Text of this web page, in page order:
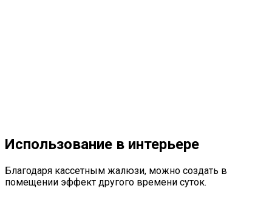
Использование в интерьере
Благодаря кассетным жалюзи, можно создать в
помещении эффект другого времени суток.